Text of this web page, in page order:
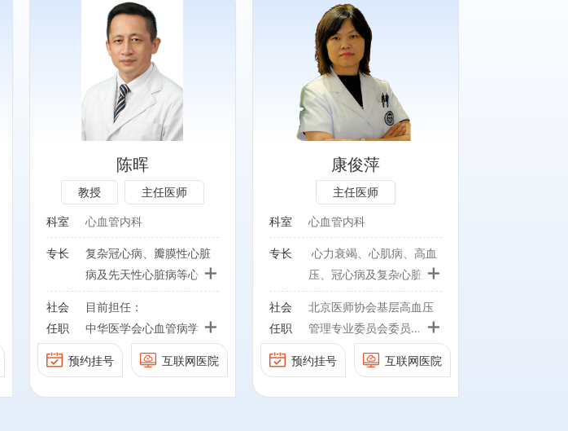
陈晖
教授 主任医师
科室 心血管内科
专长
复杂冠心病、瓣膜性心脏
病及先天性心脏病等心血
管疾病的介入治疗。
+
社会
任职
目前担任：
中华医学会心血管病学分
会介入心脏病学组委员；
北京医学会心血管病专业
+
预约挂号 互联网医院
康俊萍
主任医师
科室 心血管内科
专长
心力衰竭、心肌病、高血
压、冠心病及复杂心脏疾
病的临床诊疗。
+
社会
任职
北京医师协会基层高血压
管理专业委员会委员
北京医师协会心内科专科
医师分会理事
+
预约挂号 互联网医院
专长：
心力衰竭、心肌病、高血
压、冠心病及复杂心脏疾病
的临床诊疗。
北京医师协会基层高血压管
理专业委员会委员
北京医师协会心内科专科医
师分会理事
中华医学会心血管病学分会
心脏康复学组委员
北京转化医学学会心力衰竭
专业委员会第一届委员